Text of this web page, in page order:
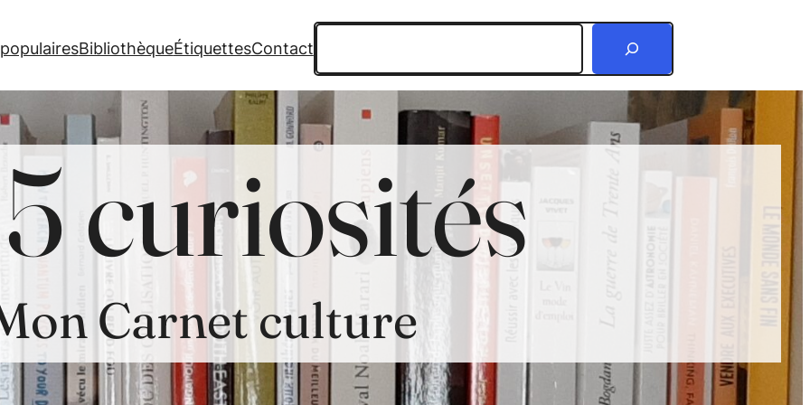
BibliothèqueÉtiquettesContact
curiosités
Carnet culture